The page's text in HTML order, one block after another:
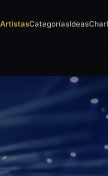
ArtistasCategoríasIdeas